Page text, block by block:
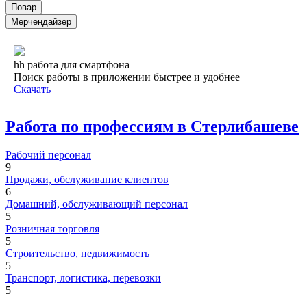
Повар
Мерчендайзер
hh работа для смартфона
Поиск работы в приложении быстрее и удобнее
Скачать
Работа по профессиям в Стерлибашеве
Рабочий персонал
9
Продажи, обслуживание клиентов
6
Домашний, обслуживающий персонал
5
Розничная торговля
5
Строительство, недвижимость
5
Транспорт, логистика, перевозки
5